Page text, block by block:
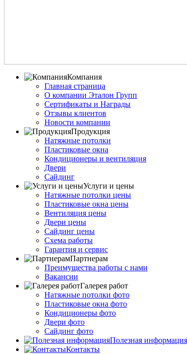
Компания
Главная страница
О компании Эталон Групп
Сертификаты и Награды
Отзывы клиентов
Новости компании
Продукция
Натяжные потолки
Пластиковые окна
Кондиционеры и вентиляция
Двери
Сайдинг
Услуги и цены
Натяжные потолки цены
Пластиковые окна цены
Вентиляция цены
Двери цены
Сайдинг цены
Схема работы
Гарантия и сервис
Партнерам
Преимущества работы с нами
Вакансии
Галерея работ
Натяжные потолки фото
Пластиковые окна фото
Кондиционеры фото
Двери фото
Сайдинг фото
Полезная информация
Контакты